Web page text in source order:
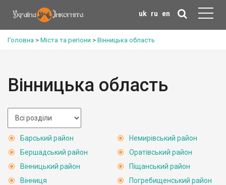
uk ru en
Головна > Міста та регіони > Вінницька область
Вінницька область
Барський район
Бершадський район
Вінницький район
Вінниця
Немирівський район
Оратівський район
Піщанський район
Погребищенський район